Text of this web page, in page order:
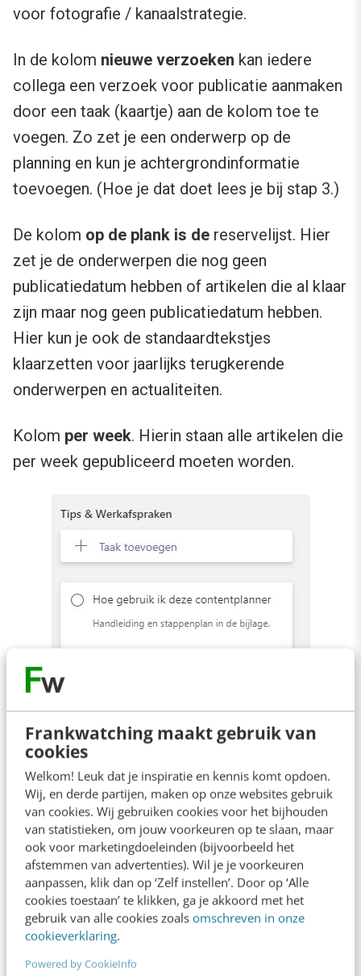
Frankwatching maakt gebruik van
cookies
Welkom! Leuk dat je inspiratie en kennis komt opdoen.
Wij, en derde partijen, maken op onze websites gebruik
van cookies. Wij gebruiken cookies voor het bijhouden
van statistieken, om jouw voorkeuren op te slaan, maar
ook voor marketingdoeleinden (bijvoorbeeld het
afstemmen van advertenties). Wil je je voorkeuren
aanpassen, klik dan op ‘Zelf instellen’. Door op ‘Alle
cookies toestaan’ te klikken, ga je akkoord met het
gebruik van alle cookies zoals omschreven in onze
cookieverklaring.
Powered by CookieInfo
voor fotografie / kanaalstrategie.
In de kolom nieuwe verzoeken kan iedere
collega een verzoek voor publicatie aanmaken
door een taak (kaartje) aan de kolom toe te
voegen. Zo zet je een onderwerp op de
planning en kun je achtergrondinformatie
toevoegen. (Hoe je dat doet lees je bij stap 3.)
De kolom op de plank is de reservelijst. Hier
zet je de onderwerpen die nog geen
publicatiedatum hebben of artikelen die al klaar
zijn maar nog geen publicatiedatum hebben.
Hier kun je ook de standaardtekstjes
klaarzetten voor jaarlijks terugkerende
onderwerpen en actualiteiten.
Kolom per week. Hierin staan alle artikelen die
per week gepubliceerd moeten worden.
Gefeliciteerd! Je hebt nu een contentkalender.
2. Gebruiken: onderwerpen toevoegen